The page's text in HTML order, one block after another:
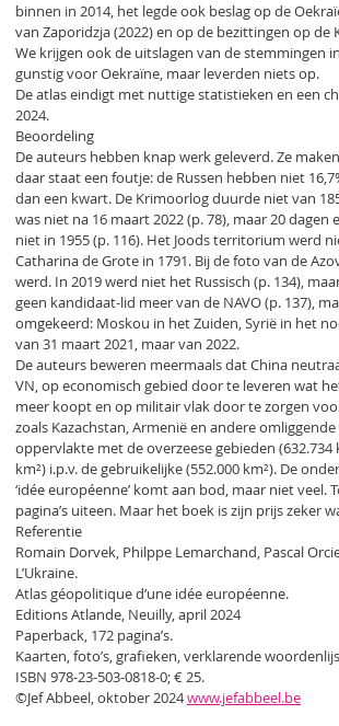
binnen in 2014, het legde ook beslag op de
van Zaporidzja (2022) en op de bezittingen op de
We krijgen ook de uitslagen van de stemmingen
gunstig voor Oekraïne, maar leverden niets op.
De atlas eindigt met nuttige statistieken en een
2024.
Beoordeling
De auteurs hebben knap werk geleverd. Ze
daar staat een foutje: de Russen hebben niet
dan een kwart. De Krimoorlog duurde niet van
was niet na 16 maart 2022 (p. 78), maar 20
niet in 1955 (p. 116). Het Joods territorium werd
Catharina de Grote in 1791. Bij de foto van de
werd. In 2019 werd niet het Russisch (p. 134),
geen kandidaat-lid meer van de NAVO (p. 137),
omgekeerd: Moskou in het Zuiden, Syrië in het
van 31 maart 2021, maar van 2022.
De auteurs beweren meermaals dat China
VN, op economisch gebied door te leveren wat
meer koopt en op militair vlak door te zorgen
zoals Kazachstan, Armenië en andere
oppervlakte met de overzeese gebieden
km²) i.p.v. de gebruikelijke (552.000 km²). De
‘idée européenne’ komt aan bod, maar niet
pagina’s uiteen. Maar het boek is zijn prijs zeker
Referentie
Romain Dorvek, Philppe Lemarchand, Pascal
L’Ukraine.
Atlas géopolitique d’une idée européenne.
Editions Atlande, Neuilly, april 2024
Paperback, 172 pagina’s.
Kaarten, foto’s, grafieken, verklarende
ISBN 978-23-503-0818-0; € 25.
©Jef Abbeel, oktober 2024 www.jefabbeel.be